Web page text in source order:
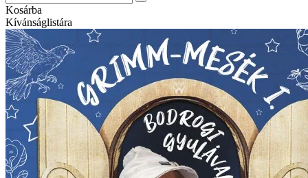
Kosárba
Kívánságlistára